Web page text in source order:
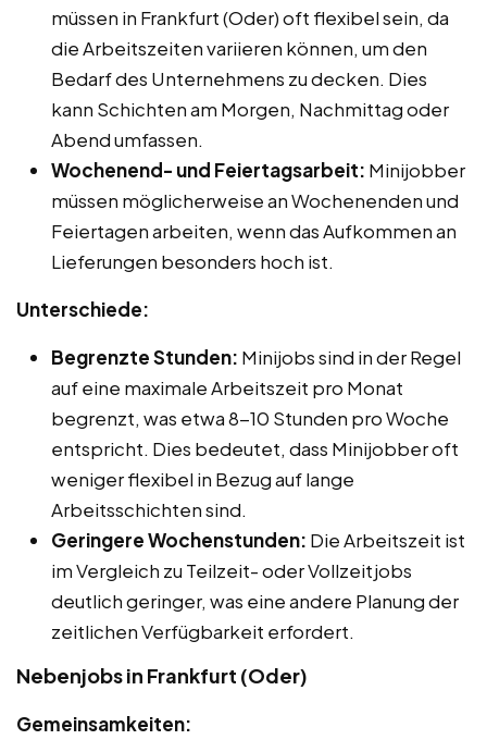
müssen in Frankfurt (Oder) oft flexibel sein, da
die Arbeitszeiten variieren können, um den
Bedarf des Unternehmens zu decken. Dies
kann Schichten am Morgen, Nachmittag oder
Abend umfassen.
Wochenend- und Feiertagsarbeit: Minijobber
müssen möglicherweise an Wochenenden und
Feiertagen arbeiten, wenn das Aufkommen an
Lieferungen besonders hoch ist.
Unterschiede:
Begrenzte Stunden: Minijobs sind in der Regel
auf eine maximale Arbeitszeit pro Monat
begrenzt, was etwa 8-10 Stunden pro Woche
entspricht. Dies bedeutet, dass Minijobber oft
weniger flexibel in Bezug auf lange
Arbeitsschichten sind.
Geringere Wochenstunden: Die Arbeitszeit ist
im Vergleich zu Teilzeit- oder Vollzeitjobs
deutlich geringer, was eine andere Planung der
zeitlichen Verfügbarkeit erfordert.
Nebenjobs in Frankfurt (Oder)
Gemeinsamkeiten: